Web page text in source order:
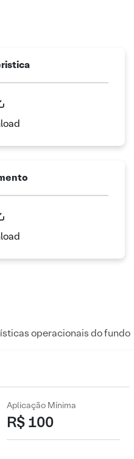
operacionais do fundo
Aplicação Mínima
R$ 100